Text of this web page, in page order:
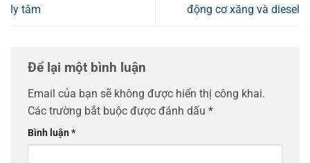
ly tâm
động cơ xăng và diesel
Để lại một bình luận
Email của bạn sẽ không được hiển thị công khai.
Các trường bắt buộc được đánh dấu *
Bình luận*